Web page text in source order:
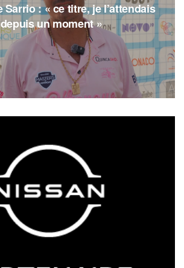
: « ce titre, je l’attendais
depuis un moment »